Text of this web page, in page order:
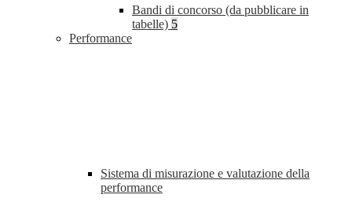
Bandi di concorso (da pubblicare in
tabelle) 5
Performance
Sistema di misurazione e valutazione della
performance